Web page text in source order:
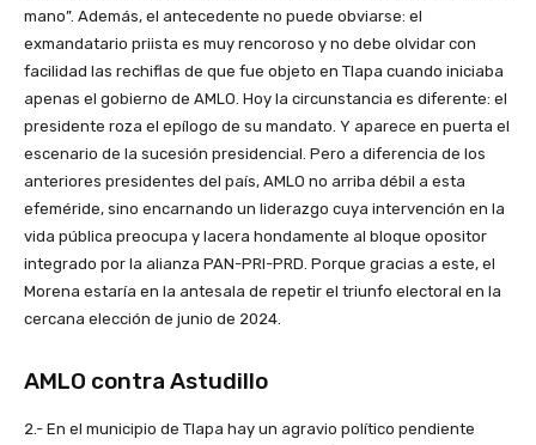
mano”. Además, el antecedente no puede obviarse: el
exmandatario priista es muy rencoroso y no debe olvidar con
facilidad las rechiflas de que fue objeto en Tlapa cuando iniciaba
apenas el gobierno de AMLO. Hoy la circunstancia es diferente: el
presidente roza el epílogo de su mandato. Y aparece en puerta el
escenario de la sucesión presidencial. Pero a diferencia de los
anteriores presidentes del país, AMLO no arriba débil a esta
efeméride, sino encarnando un liderazgo cuya intervención en la
vida pública preocupa y lacera hondamente al bloque opositor
integrado por la alianza PAN-PRI-PRD. Porque gracias a este, el
Morena estaría en la antesala de repetir el triunfo electoral en la
cercana elección de junio de 2024.
AMLO contra Astudillo
2.- En el municipio de Tlapa hay un agravio político pendiente